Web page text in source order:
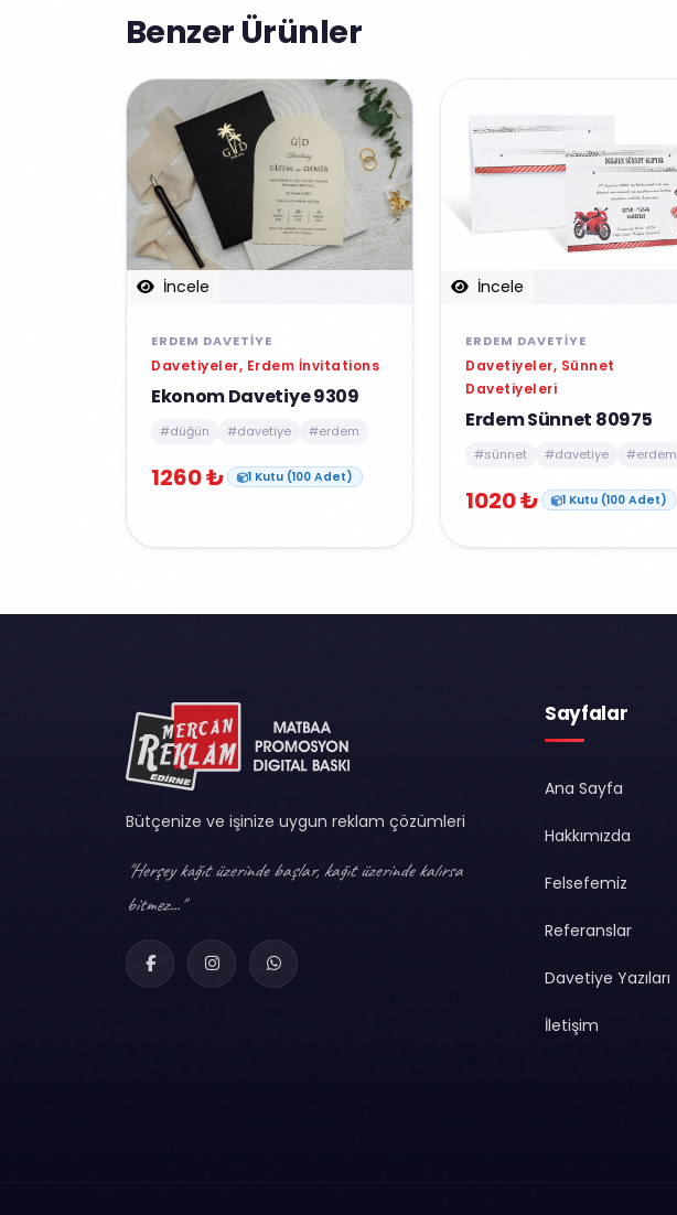
Benzer Ürünler
İncele
ERDEM DAVETIYE
Davetiyeler, Erdem İnvitations
Ekonom Davetiye 9309
#düğün #davetiye #erdem
1260 ₺ 1 Kutu (100 Adet)
İncele
ERDEM DAVETIYE
Davetiyeler, Sünnet
Davetiyeleri
Erdem Sünnet 80975
#sünnet #davetiye #erdem
1020 ₺ 1 Kutu (100 Adet)
Bütçenize ve işinize uygun reklam çözümleri
"Herşey kağıt üzerinde başlar, kağıt üzerinde kalırsa
bitmez..."
Sayfalar
Ana Sayfa
Hakkımızda
Felsefemiz
Referanslar
Davetiye Yazıları
İletişim